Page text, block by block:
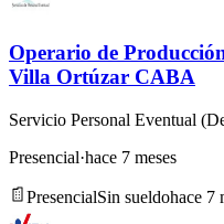
Operario de
Villa Ortúzar CABA
Servicio Personal Eventual
Presencial·hace 7 meses
PresencialSin sueldohace 7